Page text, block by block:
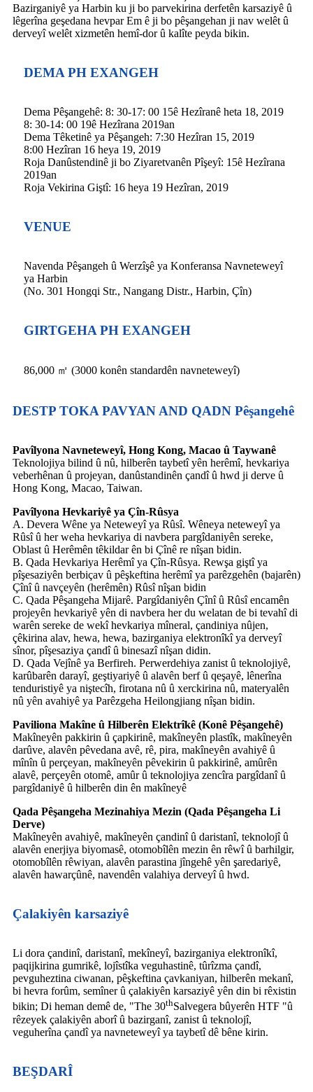
Bazirganiyê ya Harbin ku ji bo parvekirina derfetên karsaziyê û
lêgerîna geşedana hevpar Em ê ji bo pêşangehan ji nav welêt û
derveyî welêt xizmetên hemî-dor û kalîte peyda bikin.
DEMA PH EXANGEH
Dema Pêşangehê: 8: 30-17: 00 15ê Hezîranê heta 18, 2019
8: 30-14: 00 19ê Hezîrana 2019an
Dema Têketinê ya Pêşangeh: 7:30 Hezîran 15, 2019
8:00 Hezîran 16 heya 19, 2019
Roja Danûstendinê ji bo Ziyaretvanên Pîşeyî: 15ê Hezîrana
2019an
Roja Vekirina Giştî: 16 heya 19 Hezîran, 2019
VENUE
Navenda Pêşangeh û Werzîşê ya Konferansa Navneteweyî
ya Harbin
(No. 301 Hongqi Str., Nangang Distr., Harbin, Çîn)
GIRTGEHA PH EXANGEH
86,000 ㎡ (3000 konên standardên navneteweyî)
DESTP TOKA PAVYAN AND QADN Pêşangehê
Pavîlyona Navneteweyî, Hong Kong, Macao û Taywanê
Teknolojiya bilind û nû, hilberên taybetî yên herêmî, hevkariya
veberhênan û projeyan, danûstandinên çandî û hwd ji derve û
Hong Kong, Macao, Taiwan.
Pavîlyona Hevkariyê ya Çîn-Rûsya
A. Devera Wêne ya Neteweyî ya Rûsî. Wêneya neteweyî ya
Rûsî û her weha hevkariya di navbera pargîdaniyên sereke,
Oblast û Herêmên têkildar ên bi Çînê re nîşan bidin.
B. Qada Hevkariya Herêmî ya Çîn-Rûsya. Rewşa giştî ya
pîşesaziyên berbiçav û pêşkeftina herêmî ya parêzgehên (bajarên)
Çînî û navçeyên (herêmên) Rûsî nîşan bidin
C. Qada Pêşangeha Mijarê. Pargîdaniyên Çînî û Rûsî encamên
projeyên hevkariyê yên di navbera her du welatan de bi tevahî di
warên sereke de wekî hevkariya mîneral, çandiniya nûjen,
çêkirina alav, hewa, hewa, bazirganiya elektronîkî ya derveyî
sînor, pîşesaziya çandî û binesazî nîşan didin.
D. Qada Vejînê ya Berfireh. Perwerdehiya zanist û teknolojiyê,
karûbarên darayî, geştiyariyê û alavên berf û qeşayê, lênerîna
tenduristiyê ya niştecîh, firotana nû û xerckirina nû, materyalên
nû yên avahiyê ya Parêzgeha Heilongjiang nîşan bidin.
Paviliona Makîne û Hilberên Elektrîkê (Konê Pêşangehê)
Makîneyên pakkirin û çapkirinê, makîneyên plastîk, makîneyên
darûve, alavên pêvedana avê, rê, pira, makîneyên avahiyê û
mînîn û perçeyan, makîneyên pêvekirin û pakkirinê, amûrên
alavê, perçeyên otomê, amûr û teknolojiya zencîra pargîdanî û
pargîdaniyê û hilberên din ên makîneyê
Qada Pêşangeha Mezinahiya Mezin (Qada Pêşangeha Li
Derve)
Makîneyên avahiyê, makîneyên çandinî û daristanî, teknolojî û
alavên enerjiya biyomasê, otomobîlên mezin ên rêwî û barhilgir,
otomobîlên rêwiyan, alavên parastina jîngehê yên şaredariyê,
alavên hawarçûnê, navendên valahiya derveyî û hwd.
Çalakiyên karsaziyê
Li dora çandinî, daristanî, mekîneyî, bazirganiya elektronîkî,
paqijkirina gumrikê, lojîstîka veguhastinê, tûrîzma çandî,
pevguheztina ciwanan, pêşkeftina çavkaniyan, hilberên mekanî,
bi hevra forûm, semîner û çalakiyên karsaziyê yên din bi rêxistin
bikin; Di heman demê de, "The 30thSalvegera bûyerên HTF "û
rêzeyek çalakiyên aborî û bazirganî, zanist û teknolojî,
veguherîna çandî ya navneteweyî ya taybetî dê bêne kirin.
BEŞDARÎ